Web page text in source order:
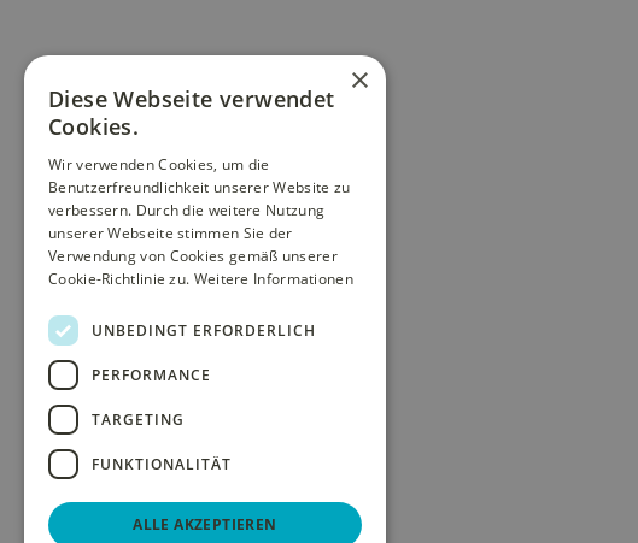
×
Diese Webseite verwendet
Cookies.
Wir verwenden Cookies, um die
Benutzerfreundlichkeit unserer Website zu
verbessern. Durch die weitere Nutzung
unserer Webseite stimmen Sie der
Verwendung von Cookies gemäß unserer
Cookie-Richtlinie zu. Weitere Informationen
UNBEDINGT ERFORDERLICH
PERFORMANCE
TARGETING
FUNKTIONALITÄT
ALLE AKZEPTIEREN